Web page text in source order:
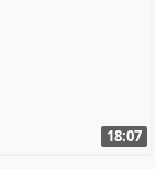
18:07